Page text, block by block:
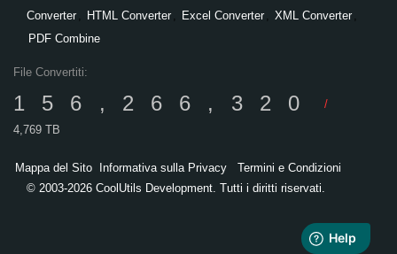
Converter
HTML Converter Excel Converter XML Converter
PDF Combine
File Convertiti:
156,266,320
/
4,769 TB
Mappa del Sito Informativa sulla Privacy
Termini e Condizioni
© 2003-2026 CoolUtils Development. Tutti i diritti riservati.